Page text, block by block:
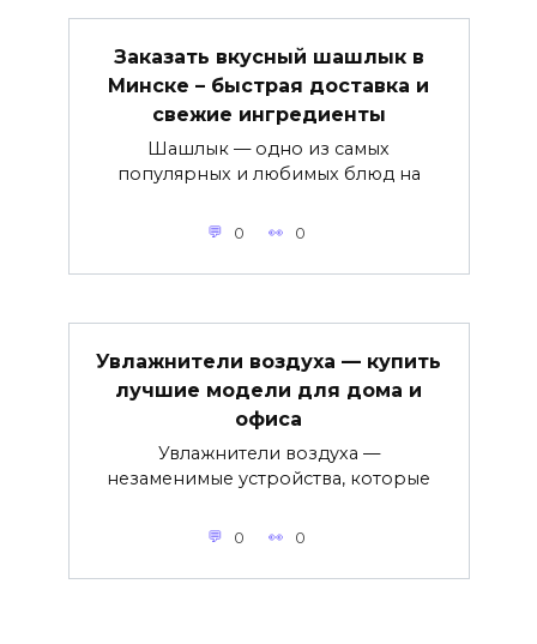
Заказать вкусный шашлык в
Минске – быстрая доставка и
свежие ингредиенты
Шашлык — одно из самых
популярных и любимых блюд на
0 0
Увлажнители воздуха — купить
лучшие модели для дома и
офиса
Увлажнители воздуха —
незаменимые устройства, которые
0 0